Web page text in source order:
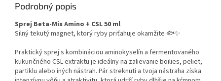
Podrobný popis
Sprej Beta-Mix Amino + CSL 50 ml
Silný tekutý magnet, ktorý ryby priťahuje okamžite 🐟✨
Praktický sprej s kombináciou aminokyselín a fermentovaného
kukuričného CSL extraktu je ideálny na zalievanie boilies, peliet,
partiklu alebo iných nástrah. Pár streknutí a tvoja nástraha získa